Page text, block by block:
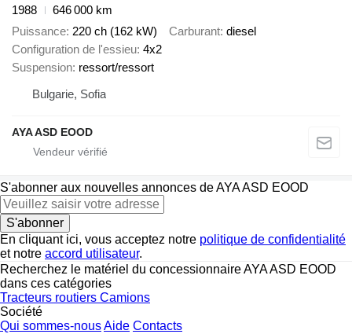
1988
646 000 km
Puissance 220 ch (162 kW) Carburant diesel
Configuration de l'essieu 4x2
Suspension ressort/ressort
Bulgarie, Sofia
AYA ASD EOOD
S'abonner aux nouvelles annonces de AYA ASD EOOD
S'abonner
En cliquant ici, vous acceptez notre politique de confidentialité
et notre accord utilisateur.
Recherchez le matériel du concessionnaire AYA ASD EOOD
dans ces catégories
Tracteurs routiers Camions
Société
Qui sommes-nousAide Contacts